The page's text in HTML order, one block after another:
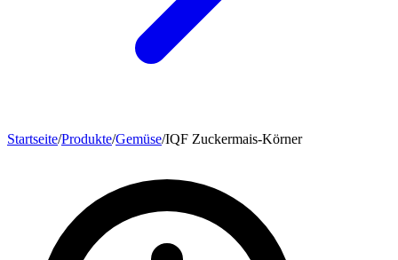
Startseite/Produkte/Gemüse/IQF Zuckermais-Körner